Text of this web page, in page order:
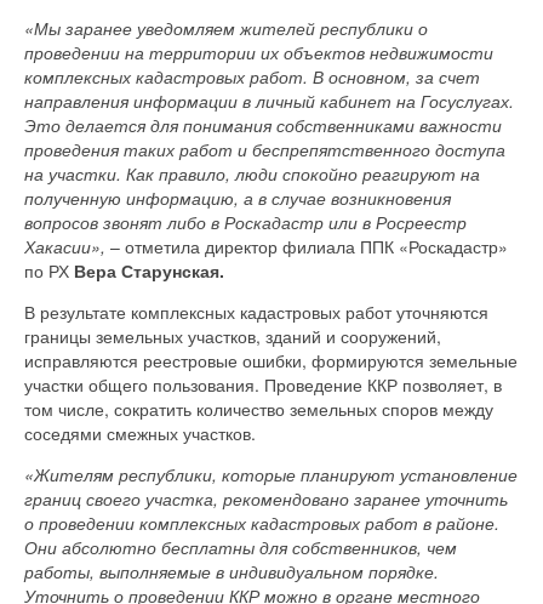
«Мы заранее уведомляем жителей республики о
проведении на территории их объектов недвижимости
комплексных кадастровых работ. В основном, за счет
направления информации в личный кабинет на Госуслугах.
Это делается для понимания собственниками важности
проведения таких работ и беспрепятственного доступа
на участки. Как правило, люди спокойно реагируют на
полученную информацию, а в случае возникновения
вопросов звонят либо в Роскадастр или в Росреестр
Хакасии», – отметила директор филиала ППК «Роскадастр»
по РХ Вера Старунская.
В результате комплексных кадастровых работ уточняются
границы земельных участков, зданий и сооружений,
исправляются реестровые ошибки, формируются земельные
участки общего пользования. Проведение ККР позволяет, в
том числе, сократить количество земельных споров между
соседями смежных участков.
«Жителям республики, которые планируют установление
границ своего участка, рекомендовано заранее уточнить
о проведении комплексных кадастровых работ в районе.
Они абсолютно бесплатны для собственников, чем
работы, выполняемые в индивидуальном порядке.
Уточнить о проведении ККР можно в органе местного